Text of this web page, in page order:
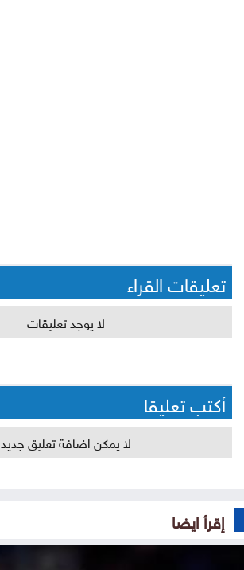
تعليقات القراء
لا يوجد تعليقات
أكتب تعليقا
لا يمكن اضافة تعليق جديد
إقرأ ايضا